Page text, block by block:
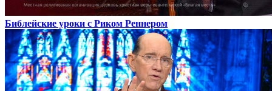
Библейские уроки с Риком Реннером